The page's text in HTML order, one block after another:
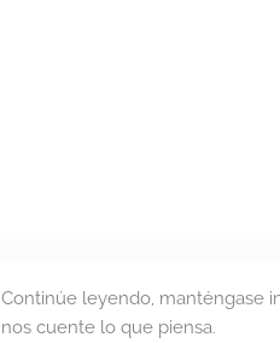
Continúe leyendo, manténgase
nos cuente lo que piensa.